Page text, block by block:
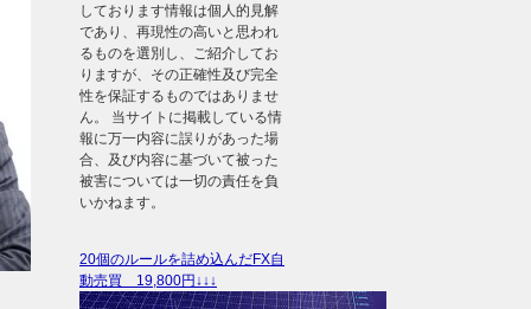
しております情報は個人的見解
であり、再現性の高いと思われ
るものを選別し、ご紹介してお
りますが、その正確性及び完全
性を保証するものではありませ
ん。 当サイトに掲載している情
報に万一内容に誤りがあった場
合、及び内容に基づいて被った
被害については一切の責任を負
いかねます。
20個のルールを詰め込んだFX自
動売買 19,800円↓↓↓